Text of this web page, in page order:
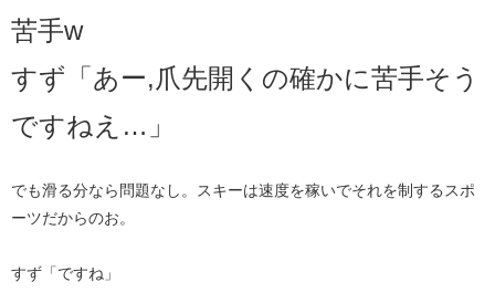
苦手w
すず「あー,爪先開くの確かに苦手そう
ですねえ…」
でも滑る分なら問題なし。スキーは速度を稼いでそれを制するスポ
ーツだからのお。
すず「ですね」